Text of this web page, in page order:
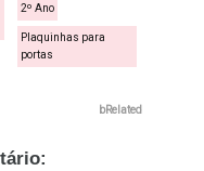
2º Ano
Plaquinhas para
portas
bRelated